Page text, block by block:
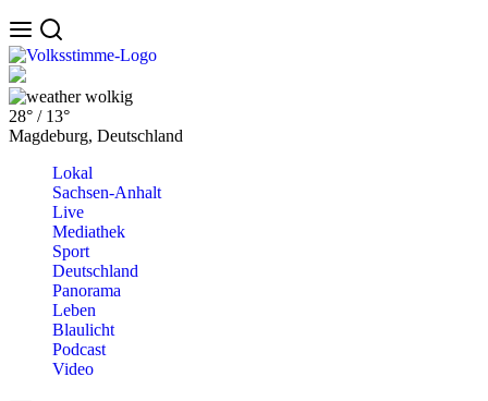
wolkig
28° / 13°
Magdeburg, Deutschland
Lokal
Sachsen-Anhalt
Live
Mediathek
Sport
Deutschland
Panorama
Leben
Blaulicht
Podcast
Video